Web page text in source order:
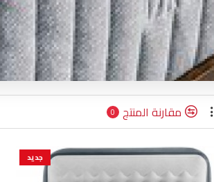
مقارنة المنتج 0
جديد